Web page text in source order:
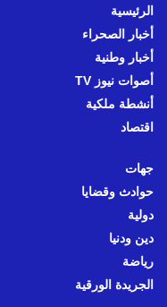
الرئيسية
أخبار الصحراء
أخبار وطنية
أصوات نيوز TV
أنشطة ملكية
اقتصاد
جهات
حوادث وقضايا
دولية
دين ودنيا
رياضة
الجريدة الورقية